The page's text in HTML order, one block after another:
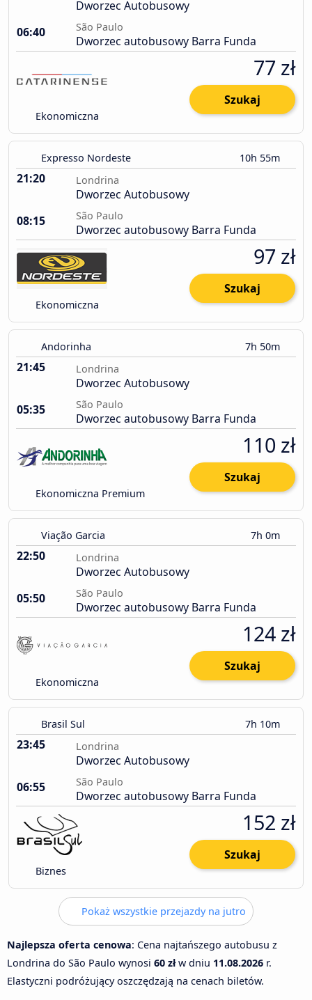
Dworzec Autobusowy
06:40
São Paulo
Dworzec autobusowy Barra Funda
Ekonomiczna
77 zł
Szukaj
Expresso Nordeste 10h 55m
21:20 Londrina
Dworzec Autobusowy
08:15
São Paulo
Dworzec autobusowy Barra Funda
Ekonomiczna
97 zł
Szukaj
Andorinha 7h 50m
21:45 Londrina
Dworzec Autobusowy
05:35
São Paulo
Dworzec autobusowy Barra Funda
Ekonomiczna Premium
110 zł
Szukaj
Viação Garcia 7h 0m
22:50 Londrina
Dworzec Autobusowy
05:50
São Paulo
Dworzec autobusowy Barra Funda
Ekonomiczna
124 zł
Szukaj
Brasil Sul 7h 10m
23:45 Londrina
Dworzec Autobusowy
06:55
São Paulo
Dworzec autobusowy Barra Funda
Biznes
152 zł
Szukaj
Pokaż wszystkie przejazdy na jutro
Najlepsza oferta cenowa: Cena najtańszego autobusu z
Londrina do São Paulo wynosi 60 złw dniu 11.08.2026 r.
Elastyczni podróżujący oszczędzają na cenach biletów.